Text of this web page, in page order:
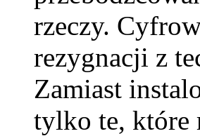
rzeczy.
rezygnacji z
Zamiast
tylko te, które